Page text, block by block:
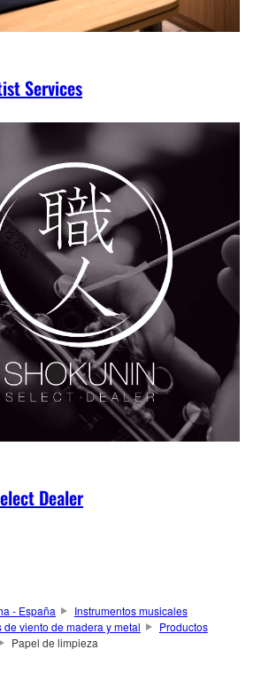
Services
Dealer
- España
Instrumentos musicales
de viento de madera y metal
Productos
Papel de limpieza